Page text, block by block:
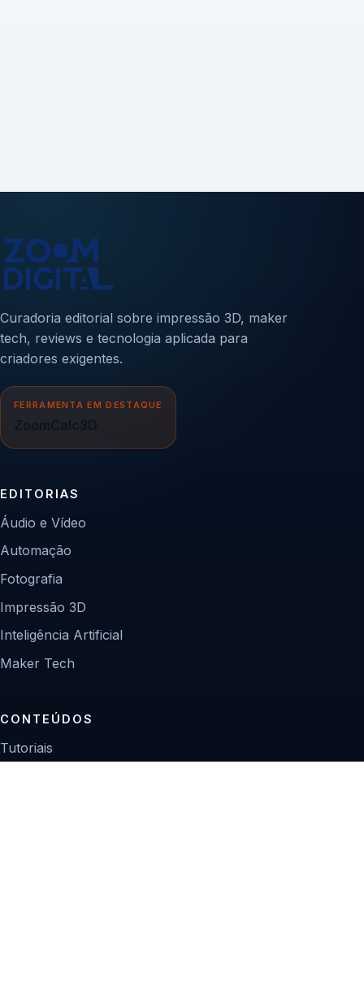
Curadoria editorial sobre impressão 3D, maker
tech, reviews e tecnologia aplicada para
criadores exigentes.
FERRAMENTA EM DESTAQUE
ZoomCalc3D
EDITORIAS
Áudio e Vídeo
Automação
Fotografia
Impressão 3D
Inteligência Artificial
Maker Tech
CONTEÚDOS
Tutoriais